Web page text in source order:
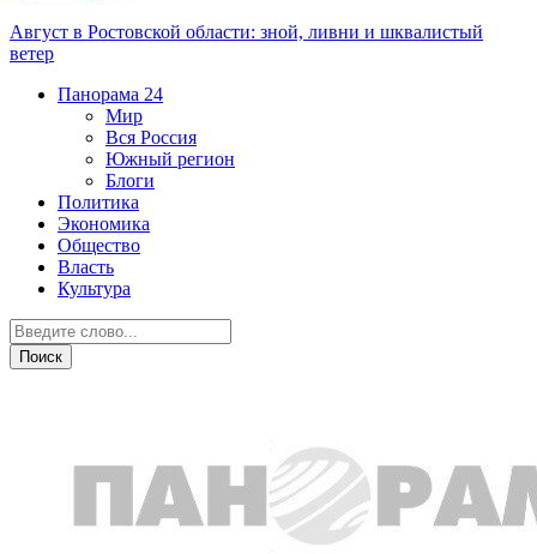
Август в Ростовской области: зной, ливни и шквалистый
ветер
Панорама 24
Мир
Вся Россия
Южный регион
Блоги
Политика
Экономика
Общество
Власть
Культура